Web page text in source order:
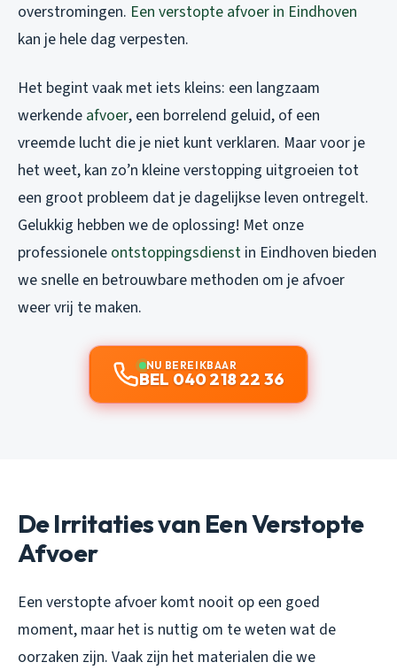
overstromingen. Een verstopte afvoer in Eindhoven
kan je hele dag verpesten.
Het begint vaak met iets kleins: een langzaam
werkende afvoer, een borrelend geluid, of een
vreemde lucht die je niet kunt verklaren. Maar voor je
het weet, kan zo’n kleine verstopping uitgroeien tot
een groot probleem dat je dagelijkse leven ontregelt.
Gelukkig hebben we de oplossing! Met onze
professionele ontstoppingsdienst in Eindhoven bieden
we snelle en betrouwbare methoden om je afvoer
weer vrij te maken.
NU BEREIKBAAR
BEL 040 218 22 36
De Irritaties van Een Verstopte
Afvoer
Een verstopte afvoer komt nooit op een goed
moment, maar het is nuttig om te weten wat de
oorzaken zijn. Vaak zijn het materialen die we